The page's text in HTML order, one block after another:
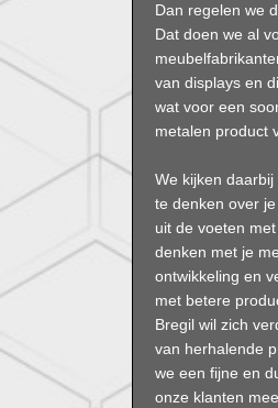
Dan regelen we
Dat doen we al
van displays en
wat voor een
metalen product
We kijken
te denken over
uit de voeten
denken met je
ontwikkeling en
met betere
Bregil wil zich
van herhalende
we een fijne en
onze klanten